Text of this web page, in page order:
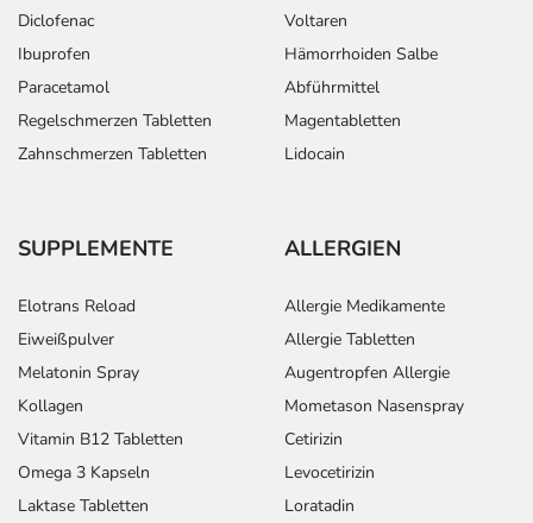
Diclofenac
Ibuprofen
Paracetamol
Regelschmerzen Tabletten
Zahnschmerzen Tabletten
Voltaren
Hämorrhoiden Salbe
Abführmittel
Magentabletten
Lidocain
SUPPLEMENTE
Elotrans Reload
Eiweißpulver
Melatonin Spray
Kollagen
Vitamin B12 Tabletten
Omega 3 Kapseln
Laktase Tabletten
ALLERGIEN
Allergie Medikamente
Allergie Tabletten
Augentropfen Allergie
Mometason Nasenspray
Cetirizin
Levocetirizin
Loratadin